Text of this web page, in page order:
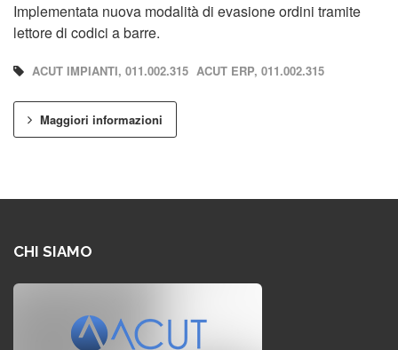
Implementata nuova modalità di evasione ordini tramite
lettore di codici a barre.
ACUT IMPIANTI, 011.002.315 ACUT ERP, 011.002.315
Maggiori informazioni
CHI SIAMO